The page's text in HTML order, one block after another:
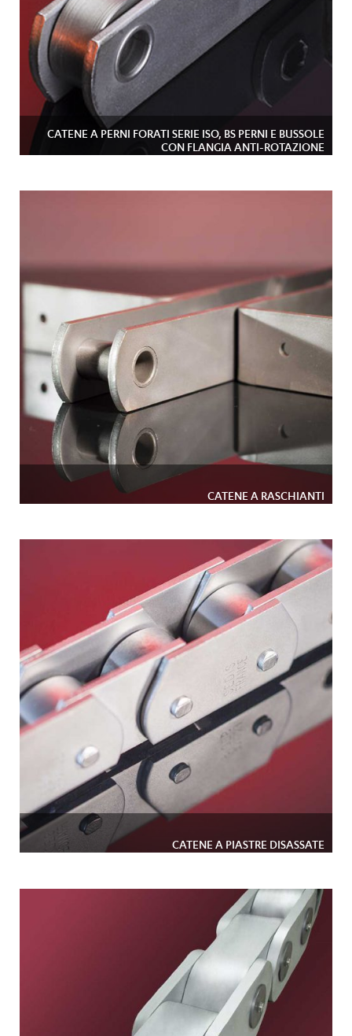
CATENE A PERNI FORATI SERIE ISO, BS PERNI E BUSSOLE
CON FLANGIA ANTI-ROTAZIONE
CATENE A RASCHIANTI
CATENE A PIASTRE DISASSATE